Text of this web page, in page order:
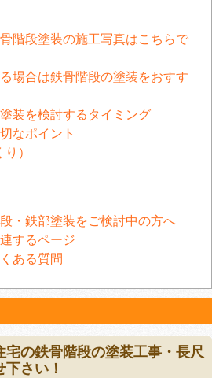
階段塗装の施工写真はこちらで
場合は鉄骨階段の塗装をおすす
装を検討するタイミング
なポイント
）
・鉄部塗装をご検討中の方へ
するページ
ある質問
宅の鉄骨階段の塗装工事・長尺
さい！